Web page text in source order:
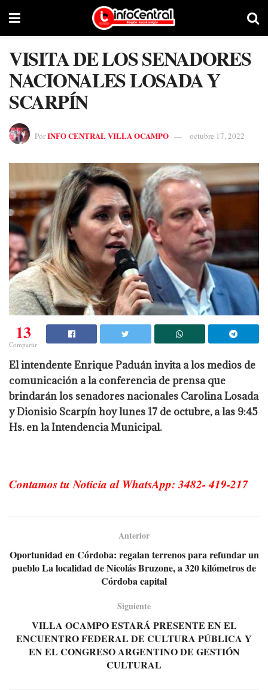
VISITA DE LOS SENADORES
NACIONALES LOSADA Y
SCARPÍN
PorINFO CENTRAL VILLA OCAMPO octubre 17, 2022
13
Compartir
El intendente Enrique Paduán invita a los medios de
comunicación a la conferencia de prensa que
brindarán los senadores nacionales Carolina Losada
y Dionisio Scarpín hoy lunes 17 de octubre, a las 9:45
Hs. en la Intendencia Municipal.
Contamos tu Noticia al WhatsApp: 3482- 419-217
Anterior
Oportunidad en Córdoba: regalan terrenos para refundar un
pueblo La localidad de Nicolás Bruzone, a 320 kilómetros de
Córdoba capital
Siguiente
VILLA OCAMPO ESTARÁ PRESENTE EN EL
ENCUENTRO FEDERAL DE CULTURA PÚBLICA Y
EN EL CONGRESO ARGENTINO DE GESTIÓN
CULTURAL